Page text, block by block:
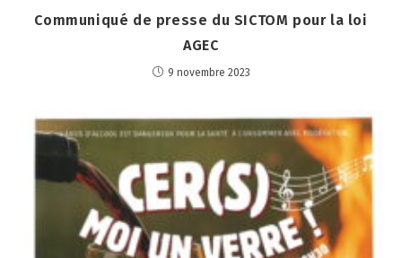
Communiqué de presse du SICTOM pour la loi
AGEC
9 novembre 2023